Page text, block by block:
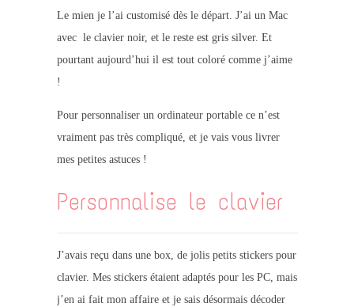
Le mien je l’ai customisé dès le départ. J’ai un Mac
avec le clavier noir, et le reste est gris silver. Et
pourtant aujourd’hui il est tout coloré comme j’aime
!
Pour personnaliser un ordinateur portable ce n’est
vraiment pas très compliqué, et je vais vous livrer
mes petites astuces !
Personnalise le clavier
J’avais reçu dans une box, de jolis petits stickers pour
clavier. Mes stickers étaient adaptés pour les PC, mais
j’en ai fait mon affaire et je sais désormais décoder